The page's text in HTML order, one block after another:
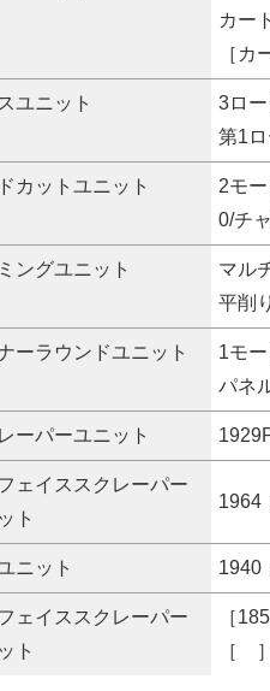
カー
［カ
ユニット
3ロ
第1
カットユニット
2モ
0/チ
ングユニット
マル
平削
ーラウンドユニット
1モ
パネ
ーパーユニット
ェイススクレーパー
ト
1964
ニット 1940
ェイススクレーパー
ト
［
［